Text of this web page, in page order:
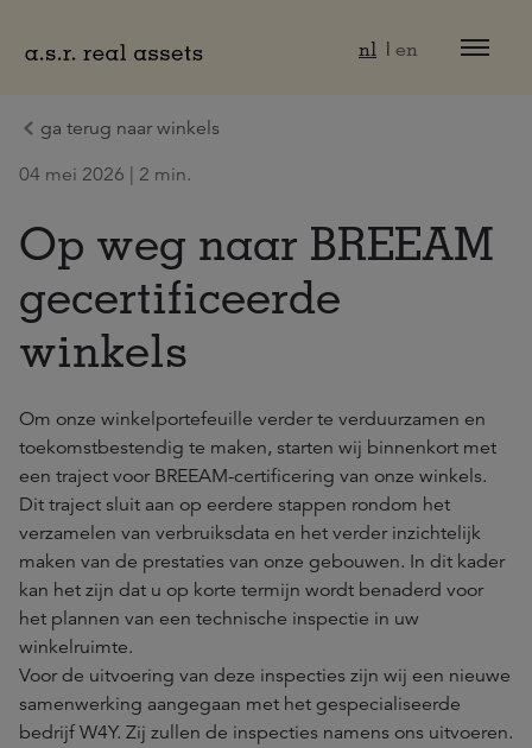
nl en
ga terug naar winkels
04 mei 2026 | 2 min.
Op weg naar BREEAM
gecertificeerde
winkels
Om onze winkelportefeuille verder te verduurzamen en
toekomstbestendig te maken, starten wij binnenkort met
een traject voor BREEAM-certificering van onze winkels.
Dit traject sluit aan op eerdere stappen rondom het
verzamelen van verbruiksdata en het verder inzichtelijk
maken van de prestaties van onze gebouwen. In dit kader
kan het zijn dat u op korte termijn wordt benaderd voor
het plannen van een technische inspectie in uw
winkelruimte.
Voor de uitvoering van deze inspecties zijn wij een nieuwe
samenwerking aangegaan met het gespecialiseerde
bedrijf W4Y. Zij zullen de inspecties namens ons uitvoeren.